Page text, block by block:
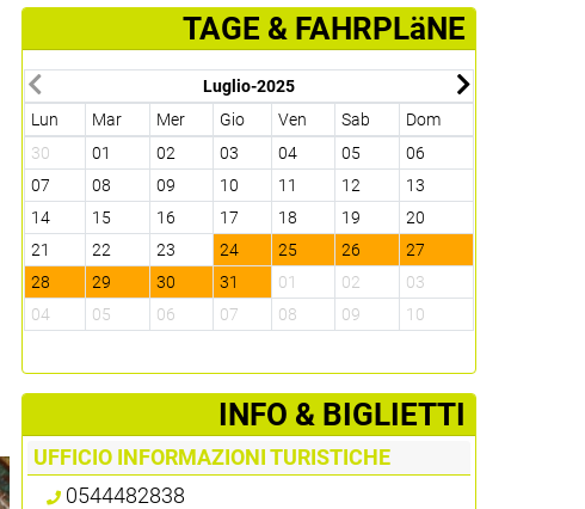
TAGE & FAHRPLäNE
Luglio-2025
Lun
Mar Mer Gio Ven Sab
Dom
30
01 02 03 04 05
06
07
08 09 10 11 12
13
14
15 16 17 18 19
20
21
22 23 24 25 26
27
28
29 30 31 01 02
03
04
05 06 07 08 09 10
­INFO & BIGLIETTI
UFFICIO INFORMAZIONI TURISTICHE
0544482838